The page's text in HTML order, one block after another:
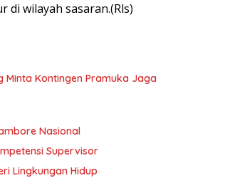
wilayah sasaran.(Rls)
Minta Kontingen Pramuka Jaga
Nasional
Supervisor
Lingkungan Hidup